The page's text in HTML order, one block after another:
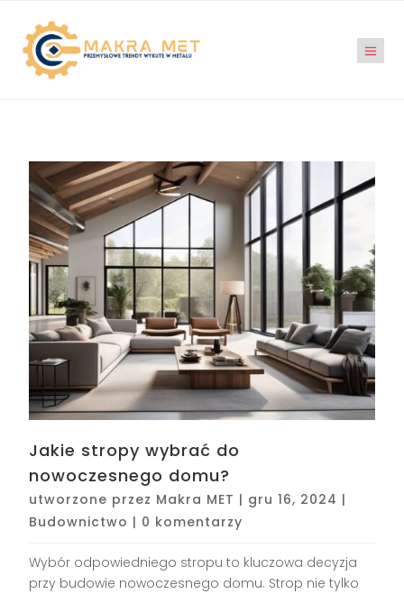
Jakie stropy wybrać do
nowoczesnego domu?
utworzone przez Makra MET | gru 16, 2024 |
Budownictwo | 0 komentarzy
Wybór odpowiedniego stropu to kluczowa decyzja
przy budowie nowoczesnego domu. Strop nie tylko